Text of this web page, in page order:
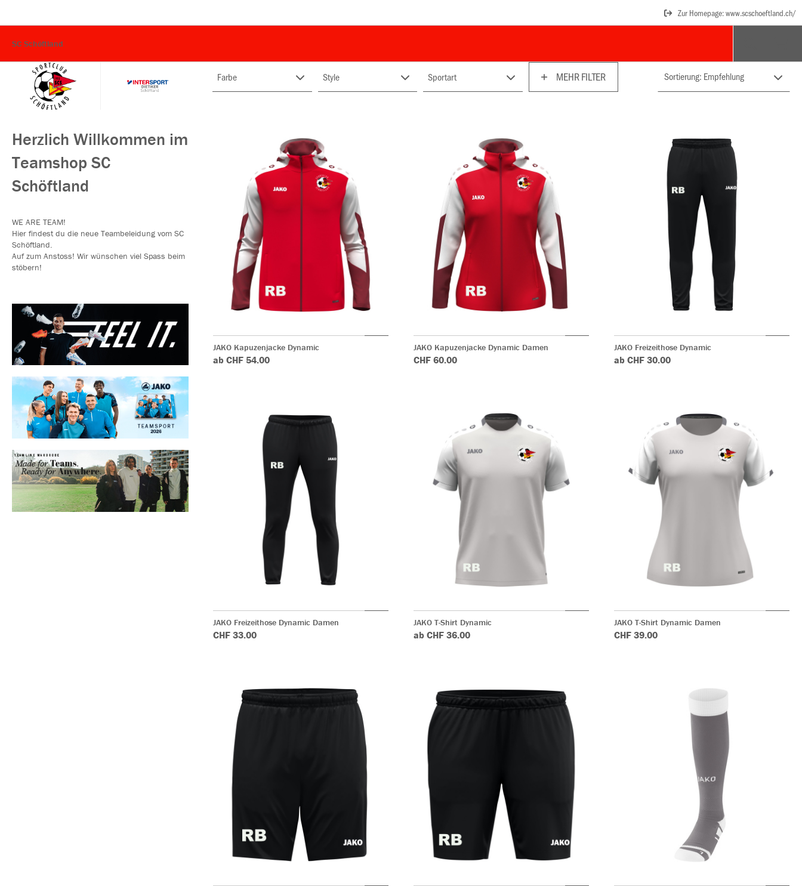
Zur Homepage: www.scschoeftland.ch/
SC Schöftland
Herzlich Willkommen im
Teamshop SC
Schöftland
WE ARE TEAM!
Hier findest du die neue Teambeleidung vom SC
Schöftland.
Auf zum Anstoss! Wir wünschen viel Spass beim
stöbern!
Farbe Style Sportart MEHR FILTER
JAKO Kapuzenjacke Dynamic
ab CHF 54.00
JAKO Kapuzenjacke Dynamic Damen
CHF 60.00
JAKO Freizeithose Dynamic
ab CHF 30.00
JAKO Freizeithose Dynamic Damen
CHF 33.00
JAKO T-Shirt Dynamic
ab CHF 36.00
JAKO T-Shirt Dynamic Damen
CHF 39.00